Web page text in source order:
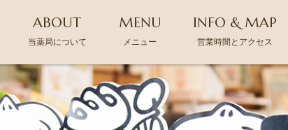
ABOUT
当薬局について
MENU
メニュー
INFO & MAP
営業時間とアクセス